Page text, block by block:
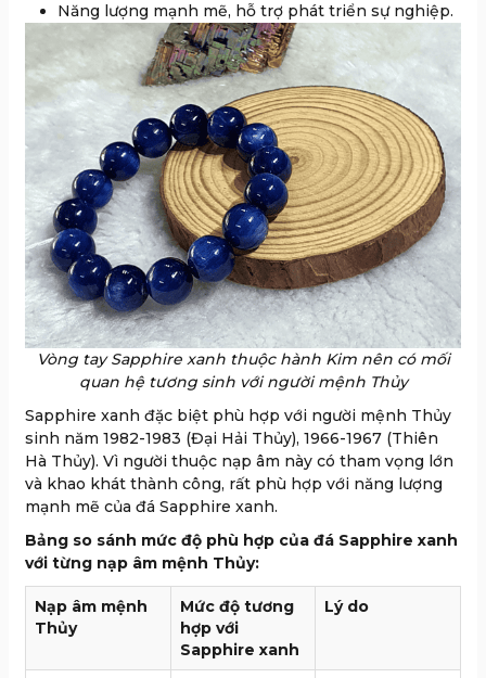
Năng lượng mạnh mẽ, hỗ trợ phát triển sự nghiệp.
Vòng tay Sapphire xanh thuộc hành Kim nên có mối
quan hệ tương sinh với người mệnh Thủy
Sapphire xanh đặc biệt phù hợp với người mệnh Thủy
sinh năm 1982-1983 (Đại Hải Thủy), 1966-1967 (Thiên
Hà Thủy). Vì người thuộc nạp âm này có tham vọng lớn
và khao khát thành công, rất phù hợp với năng lượng
mạnh mẽ của đá Sapphire xanh.
Bảng so sánh mức độ phù hợp của đá Sapphire xanh
với từng nạp âm mệnh Thủy:
Nạp âm mệnh
Thủy
Mức độ tương
hợp với
Sapphire xanh
Lý do